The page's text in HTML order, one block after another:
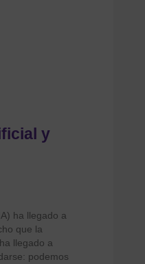
y
ha llegado a
que la
llegado a
podemos